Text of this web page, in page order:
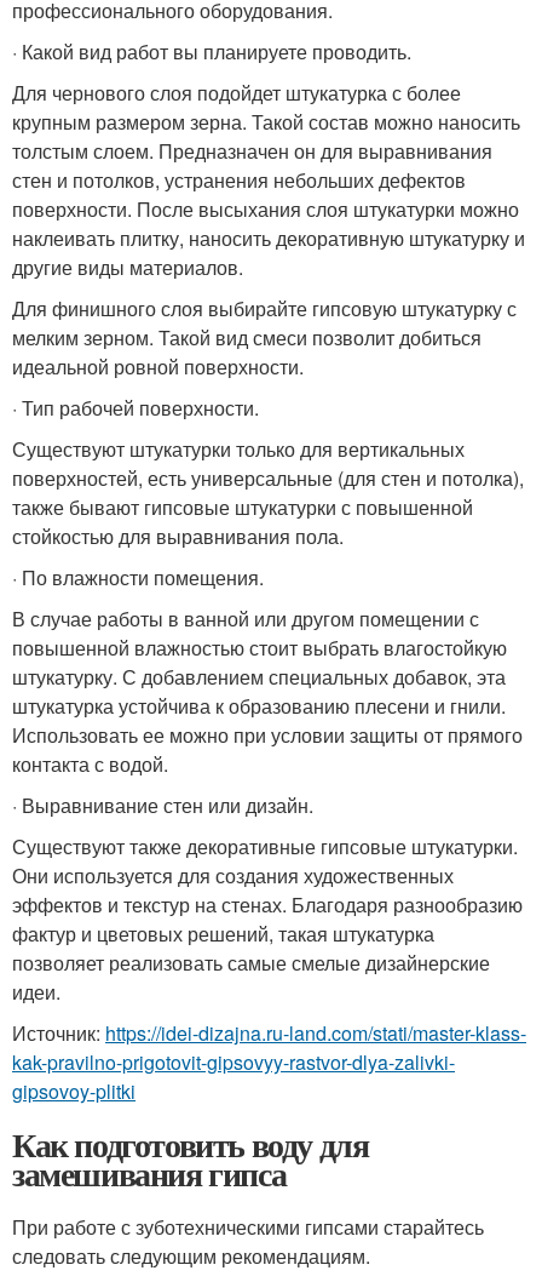
профессионального оборудования.
· Какой вид работ вы планируете проводить.
Для чернового слоя подойдет штукатурка с более
крупным размером зерна. Такой состав можно наносить
толстым слоем. Предназначен он для выравнивания
стен и потолков, устранения небольших дефектов
поверхности. После высыхания слоя штукатурки можно
наклеивать плитку, наносить декоративную штукатурку и
другие виды материалов.
Для финишного слоя выбирайте гипсовую штукатурку с
мелким зерном. Такой вид смеси позволит добиться
идеальной ровной поверхности.
· Тип рабочей поверхности.
Существуют штукатурки только для вертикальных
поверхностей, есть универсальные (для стен и потолка),
также бывают гипсовые штукатурки с повышенной
стойкостью для выравнивания пола.
· По влажности помещения.
В случае работы в ванной или другом помещении с
повышенной влажностью стоит выбрать влагостойкую
штукатурку. С добавлением специальных добавок, эта
штукатурка устойчива к образованию плесени и гнили.
Использовать ее можно при условии защиты от прямого
контакта с водой.
· Выравнивание стен или дизайн.
Существуют также декоративные гипсовые штукатурки.
Они используется для создания художественных
эффектов и текстур на стенах. Благодаря разнообразию
фактур и цветовых решений, такая штукатурка
позволяет реализовать самые смелые дизайнерские
идеи.
Источник: https://idei-dizajna.ru-land.com/stati/master-klass-
kak-pravilno-prigotovit-gipsovyy-rastvor-dlya-zalivki-
gipsovoy-plitki
Как подготовить воду для
замешивания гипса
При работе с зуботехническими гипсами старайтесь
следовать следующим рекомендациям.